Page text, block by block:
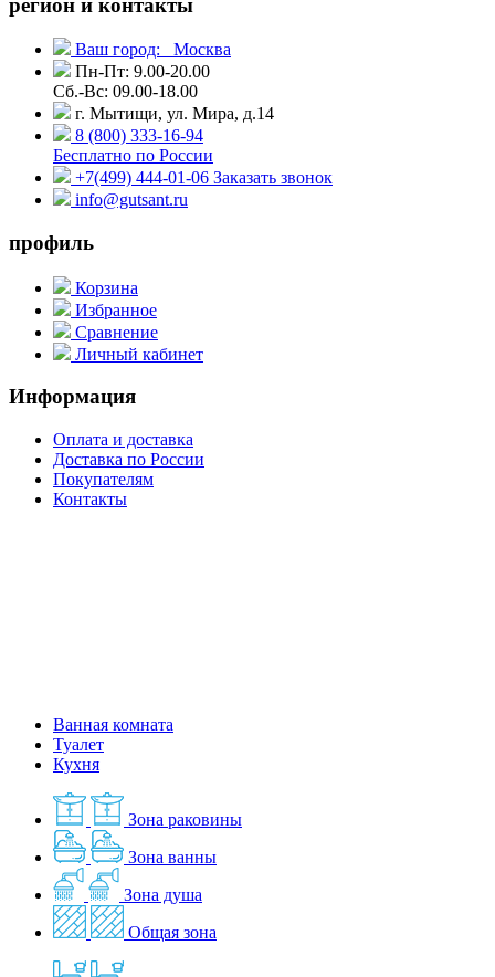
Ваш город:
Москва
Пн-Пт: 9.00-20.00
Сб.-Вс: 09.00-18.00
г. Мытищи, ул. Мира, д.14
8 (800) 333-16-94
Бесплатно по России
+7(499) 444-01-06 Заказать звонок
info@gutsant.ru
профиль
Корзина
Избранное
Сравнение
Личный кабинет
Информация
Оплата и доставка
Доставка по России
Покупателям
Контакты
Ванная комната
Туалет
Кухня
Зона раковины
Зона ванны
Зона душа
Общая зона